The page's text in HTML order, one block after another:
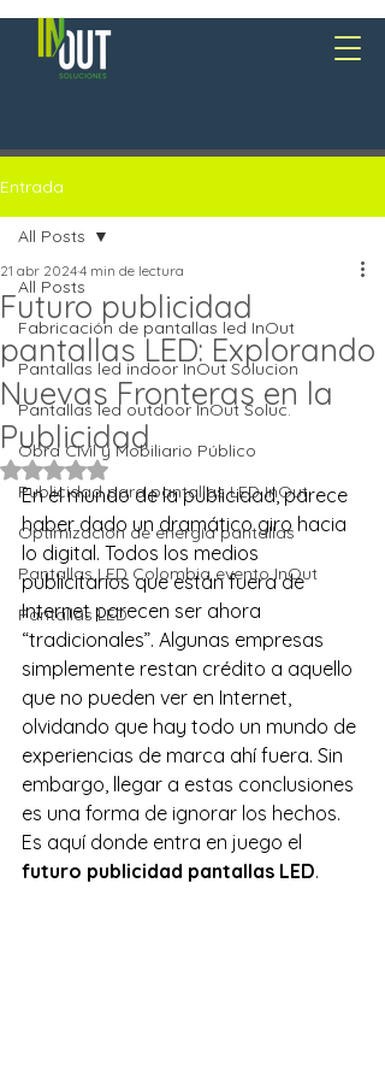
Entrada
All Posts
Fabricación de pantallas led InOut
Pantallas led indoor InOut Solucion
Pantallas led outdoor InOut Soluc.
Obra Civil y Mobiliario Público
Publicidad para pantallas LED InOut
Optimización de energía pantallas
Pantallas LED Colombia evento InOut
Pantallas LED
All Posts
Futuro publicidad
pantallas LED: Explorando
Nuevas Fronteras en la
Publicidad
21 abr 20244 min de lectura
Obtuvo NaN de 5 estrellas.
En el mundo de la publicidad, parece
haber dado un dramático giro hacia
lo digital. Todos los medios
publicitarios que están fuera de
Internet parecen ser ahora
“tradicionales”. Algunas empresas
simplemente restan crédito a aquello
que no pueden ver en Internet,
olvidando que hay todo un mundo de
experiencias de marca ahí fuera. Sin
embargo, llegar a estas conclusiones
es una forma de ignorar los hechos.
Es aquí donde entra en juego el
futuro publicidad pantallas LED.